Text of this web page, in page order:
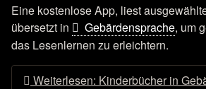
Eine kostenlose App, liest
übersetzt in Gebärdensprache, um
das Lesenlernen zu erleichtern.
Weiterlesen: Kinderbücher in